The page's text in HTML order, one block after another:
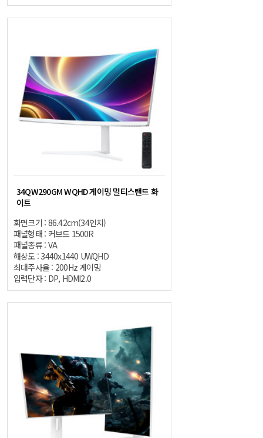
34QW290GM WQHD 게이밍 멀티스탠드 화
이트
화면크기 : 86.42cm(34인치)
패널형태 : 커브드 1500R
패널종류 : VA
해상도 : 3440x1440 UWQHD
최대주사율 : 200Hz 게이밍
입력단자 : DP, HDMI2.0